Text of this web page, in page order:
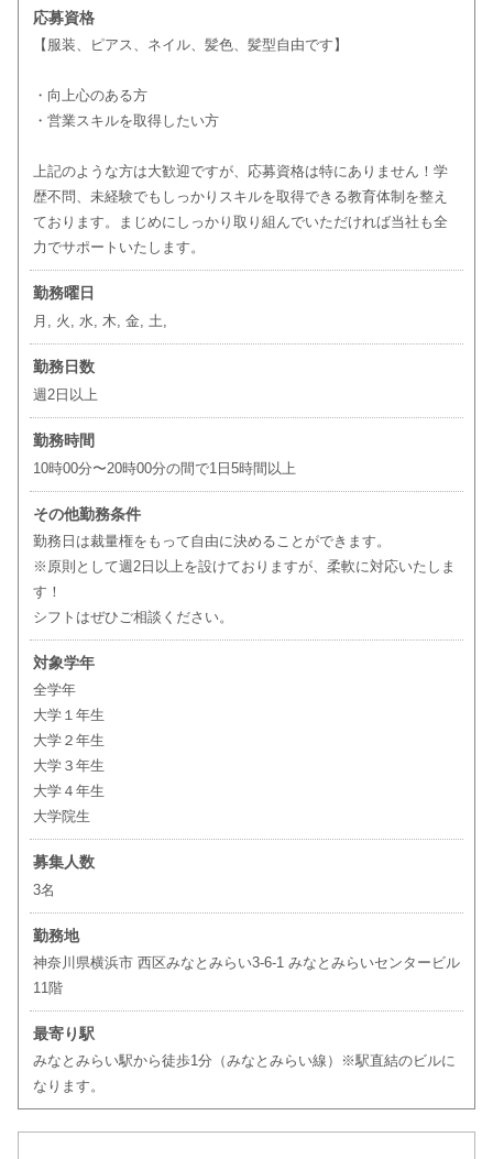
応募資格
【服装、ピアス、ネイル、髪色、髪型自由です】
・向上心のある方
・営業スキルを取得したい方
上記のような方は大歓迎ですが、応募資格は特にありません！学
歴不問、未経験でもしっかりスキルを取得できる教育体制を整え
ております。まじめにしっかり取り組んでいただければ当社も全
力でサポートいたします。
勤務曜日
月, 火, 水, 木, 金, 土,
勤務日数
週2日以上
勤務時間
10時00分〜20時00分の間で1日5時間以上
その他勤務条件
勤務日は裁量権をもって自由に決めることができます。
※原則として週2日以上を設けておりますが、柔軟に対応いたしま
す！
シフトはぜひご相談ください。
対象学年
全学年
大学１年生
大学２年生
大学３年生
大学４年生
大学院生
募集人数
3名
勤務地
神奈川県横浜市 西区みなとみらい3-6-1 みなとみらいセンタービル
11階
最寄り駅
みなとみらい駅から徒歩1分（みなとみらい線）※駅直結のビルに
なります。